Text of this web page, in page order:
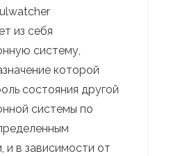
из себя
систему,
которой
состояния другой
системы по
и в зависимости от